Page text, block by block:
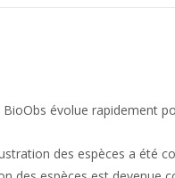
évolue rapidement
des espèces a été